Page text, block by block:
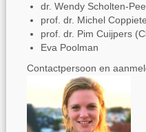
dr. Wendy Scholten-
prof. dr. Michel
prof. dr. Pim Cuijpers
Eva Poolman
Contactpersoon en